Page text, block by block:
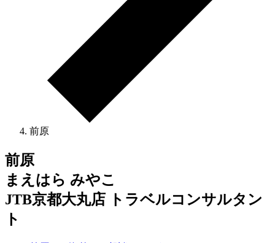
前原
前原
まえはら みやこ
JTB京都大丸店 トラベルコンサルタン
ト